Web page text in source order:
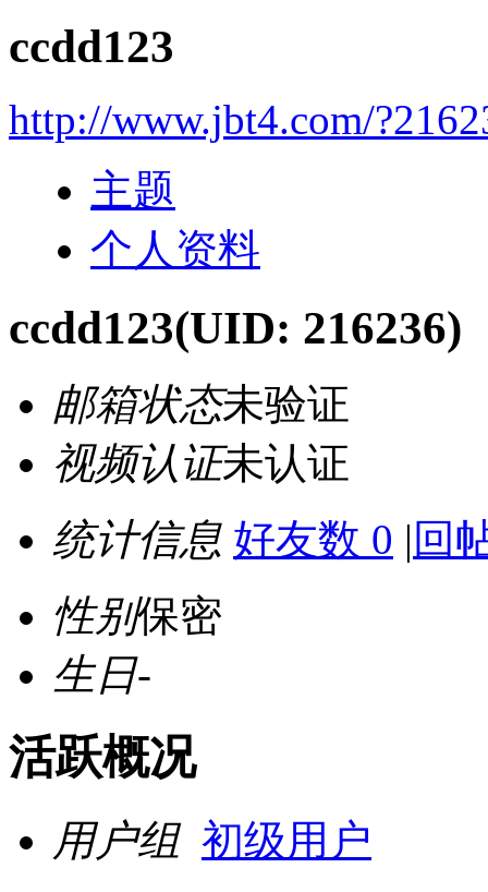
ccdd123
http://www.jbt4.com/
主题
个人资料
ccdd123(UID: 216236)
邮箱状态未验证
视频认证未认证
统计信息 好友数 0 | 回
性别保密
生日-
活跃概况
用户组 初级用户